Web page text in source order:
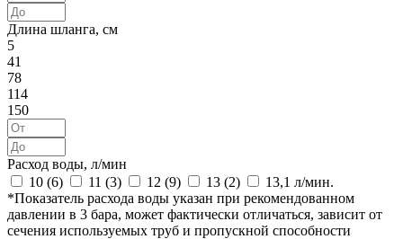
Длина шланга, см
5
41
78
114
150
Расход воды, л/мин
10 (6) 11 (3) 12 (9) 13 (2)
13,1 л/мин.
*Показатель расхода воды указан при рекомендованном
давлении в 3 бара, может фактически отличаться, зависит от
сечения используемых труб и пропускной способности